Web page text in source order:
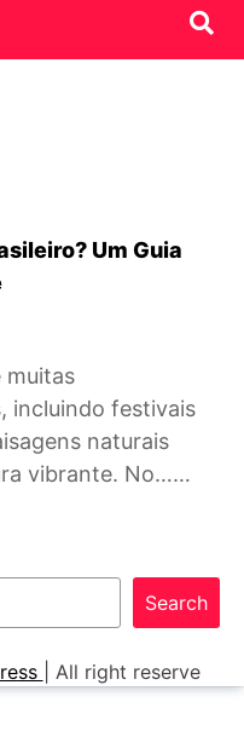
Um Guia
muitas
incluindo festivais
naturais
vibrante. No……
Search
All right reserve